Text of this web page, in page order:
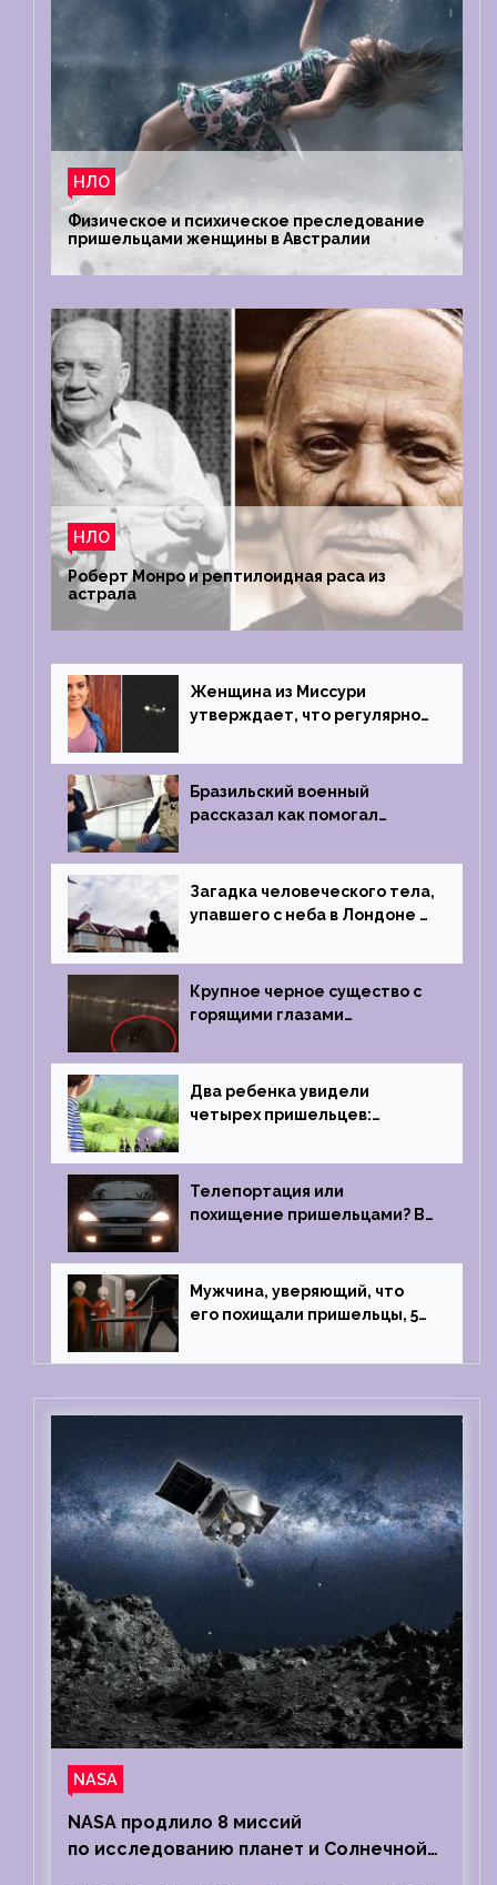
НЛО
Физическое и психическое преследование
пришельцами женщины в Австралии
НЛО
Роберт Монро и рептилоидная раса из
астрала
Женщина из Миссури
утверждает, что регулярно
инопланетянами
Бразильский военный
рассказал как помогал
1996 году
Загадка человеческого тела,
упавшего с неба в Лондоне в
Крупное черное существо с
горящими глазами
Два ребенка увидели
четырех пришельцев:
1967 году
Телепортация или
похищение пришельцами? В
случай произошел с семьей
из Аргентины
Мужчина, уверяющий, что
его похищали пришельцы, 5
тест на детекторе лжи
NASA
NASA продлило 8 миссий
по исследованию планет и Солнечной